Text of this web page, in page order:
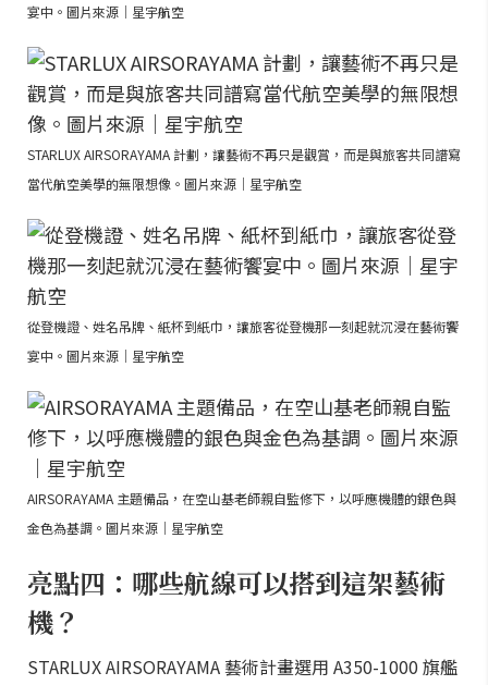
宴中。圖片來源｜星宇航空
STARLUX AIRSORAYAMA 計劃，讓藝術不再只是觀賞，而是與旅客共同譜寫
當代航空美學的無限想像。圖片來源｜星宇航空
從登機證、姓名吊牌、紙杯到紙巾，讓旅客從登機那一刻起就沉浸在藝術饗
宴中。圖片來源｜星宇航空
AIRSORAYAMA 主題備品，在空山基老師親自監修下，以呼應機體的銀色與
金色為基調。圖片來源｜星宇航空
亮點四：哪些航線可以搭到這架藝術
機？
STARLUX AIRSORAYAMA 藝術計畫選用 A350-1000 旗艦